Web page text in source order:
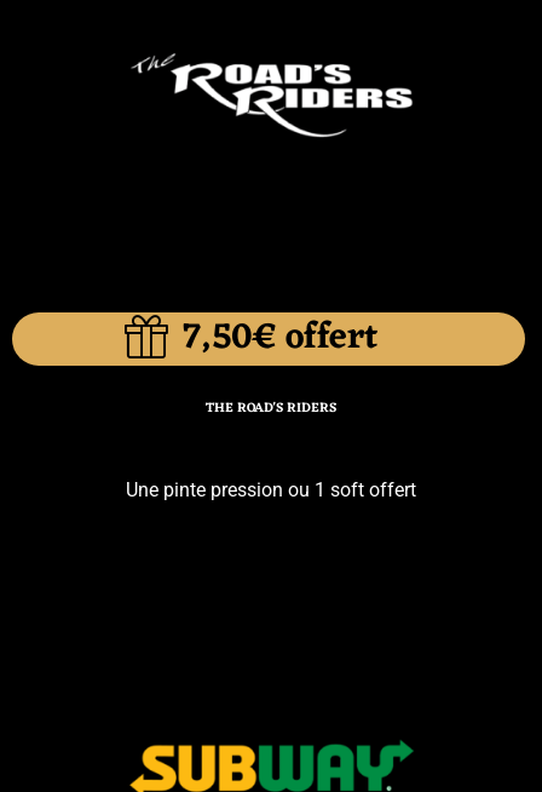
7,50€ offert
THE ROAD'S RIDERS
Une pinte pression ou 1 soft offert